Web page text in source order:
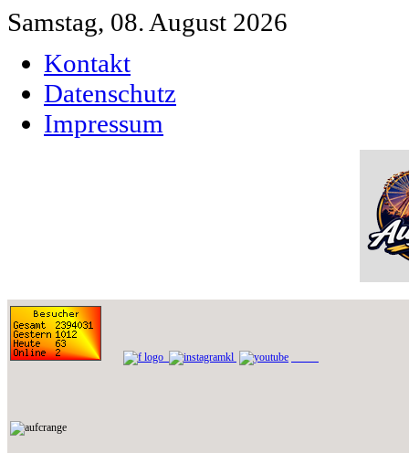
Samstag, 08. August 2026
Kontakt
Datenschutz
Impressum